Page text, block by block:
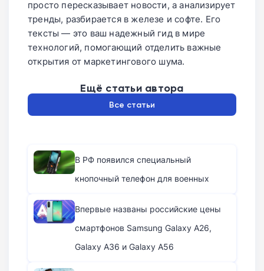
просто пересказывает новости, а анализирует
тренды, разбирается в железе и софте. Его
тексты — это ваш надежный гид в мире
технологий, помогающий отделить важные
открытия от маркетингового шума.
Ещё статьи автора
Все статьи
В РФ появился специальный
кнопочный телефон для военных
Впервые названы российские цены
смартфонов Samsung Galaxy A26,
Galaxy A36 и Galaxy A56